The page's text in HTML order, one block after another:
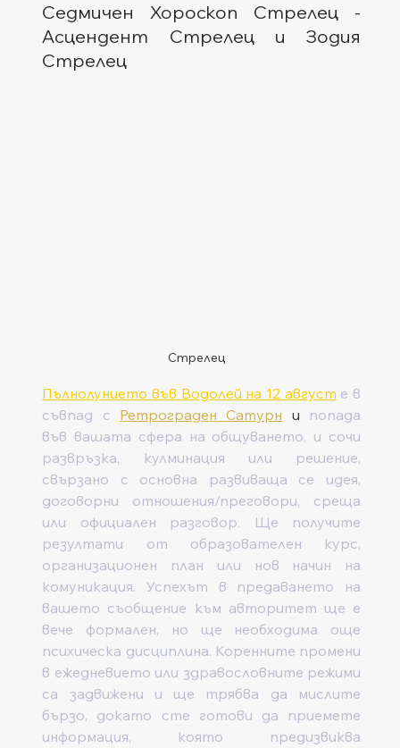
Седмичен Хороскоп Стрелец -
Асцендент Стрелец и Зодия
Стрелец
Стрелец
Пълнолунието във Водолей на 12 август е в
съвпад с Ретрограден Сатурн и попада
във вашата сфера на общуването, и сочи
развръзка, кулминация или решение,
свързано с основна развиваща се идея,
договорни отношения/преговори, среща
или официален разговор. Ще получите
резултати от образователен курс,
организационен план или нов начин на
комуникация. Успехът в предаването на
вашето съобщение към авторитет ще е
вече формален, но ще необходима още
психическа дисциплина. Коренните промени
в ежедневието или здравословните режими
са задвижени и ще трябва да мислите
бързо, докато сте готови да приемете
информация, която предизвиква